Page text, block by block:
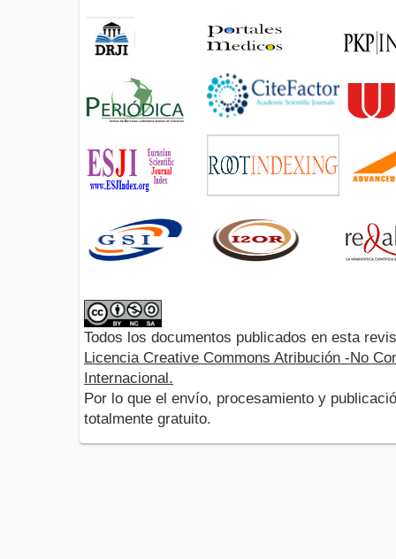
Todos los documentos publicados en esta
Licencia Creative Commons Atribución -No
Internacional.
Por lo que el envío, procesamiento y
totalmente gratuito.